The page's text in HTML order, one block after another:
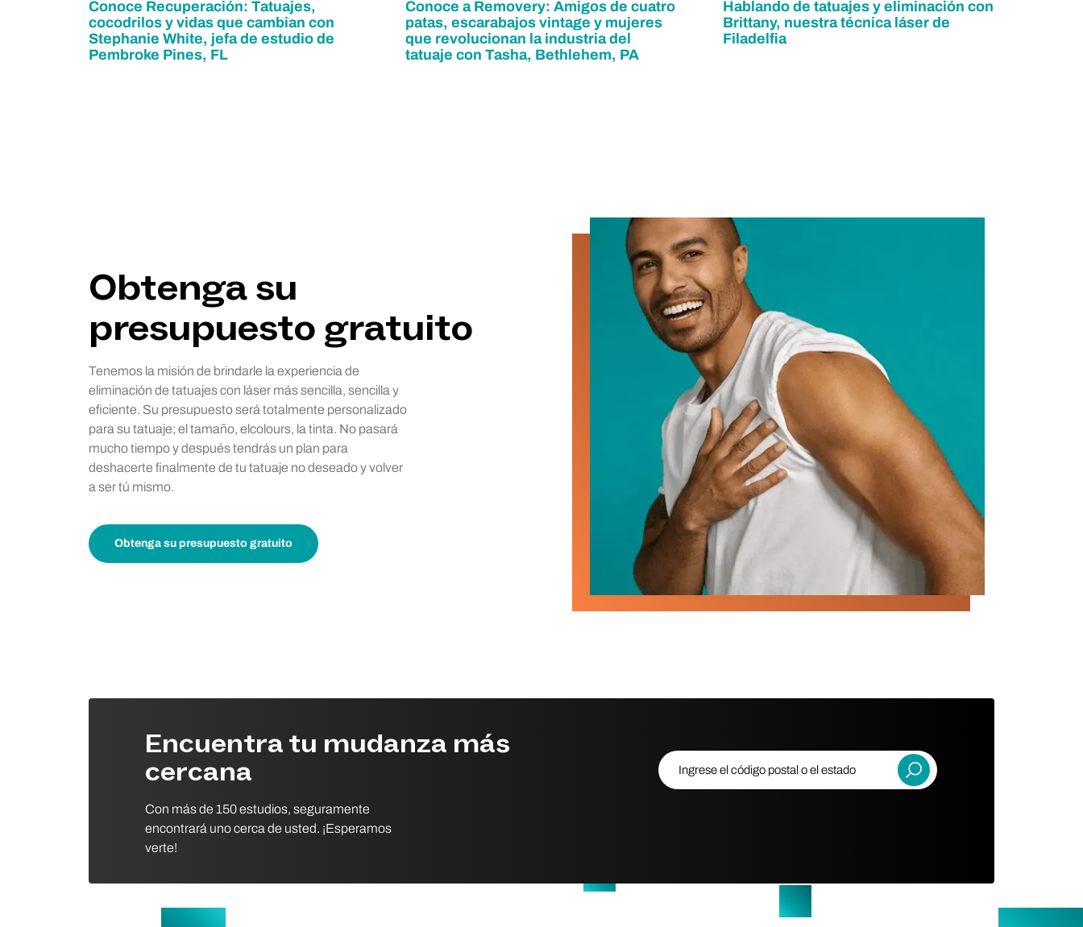
Conoce Recuperación: Tatuajes,
cocodrilos y vidas que cambian con
Stephanie White, jefa de estudio de
Pembroke Pines, FL
Conoce a Removery: Amigos de cuatro
patas, escarabajos vintage y mujeres
que revolucionan la industria del
tatuaje con Tasha, Bethlehem, PA
Hablando de tatuajes y eliminación con
Brittany, nuestra técnica láser de
Filadelfia
Obtenga su
presupuesto gratuito
Tenemos la misión de brindarle la experiencia de
eliminación de tatuajes con láser más sencilla, sencilla y
eficiente. Su presupuesto será totalmente personalizado
para su tatuaje; el tamaño, elcolours, la tinta. No pasará
mucho tiempo y después tendrás un plan para
deshacerte finalmente de tu tatuaje no deseado y volver
a ser tú mismo.
Obtenga su presupuesto gratuito
Encuentra tu mudanza más
cercana
Con más de 150 estudios, seguramente
encontrará uno cerca de usted. ¡Esperamos
verte!
Ingrese el código postal o el estado
Entregar